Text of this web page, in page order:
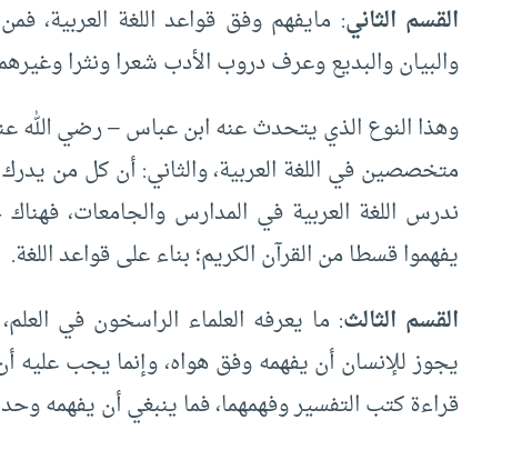
القسم الثاني: مايفهم وفق قواعد اللغة العربية،
والبيان والبديع وعرف دروب الأدب شعرا ونثرا
وهذا النوع الذي يتحدث عنه ابن عباس – رضي الله
متخصصين في اللغة العربية، والثاني: أن كل من يدرك
ندرس اللغة العربية في المدارس والجامعات،
يفهموا قسطا من القرآن الكريم؛ بناء على قواعد اللغة.
القسم الثالث: ما يعرفه العلماء الراسخون في
يجوز للإنسان أن يفهمه وفق هواه، وإنما يجب عليه
قراءة كتب التفسير وفهمهما، فما ينبغي أن يفهمه